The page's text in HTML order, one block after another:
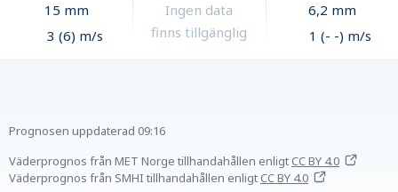
15 mm
3 (6) m/s
Ingen data
finns tillgänglig
6,2 mm
1 (- -) m/s
Prognosen uppdaterad 09:16
Väderprognos från MET Norge tillhandahållen enligtCC BY 4.0
Väderprognos från SMHI tillhandahållen enligtCC BY 4.0